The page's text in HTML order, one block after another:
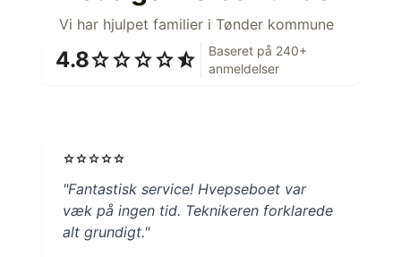
Vi har hjulpet familier i Tønder kommune
4.8starstarstarstarstar_half
Baseret på 240+
anmeldelser
starstarstarstarstar
"Fantastisk service! Hvepseboet var
væk på ingen tid. Teknikeren forklarede
alt grundigt."